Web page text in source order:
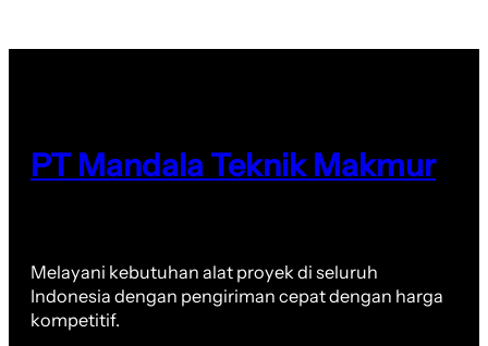
PT Mandala Teknik Makmur
Melayani kebutuhan alat proyek di seluruh
Indonesia dengan pengiriman cepat dengan harga
kompetitif.